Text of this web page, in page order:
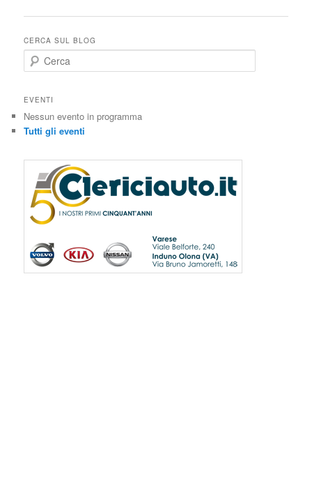
CERCA SUL BLOG
e
c
EVENTI
Nessun evento in programma
Tutti gli eventi